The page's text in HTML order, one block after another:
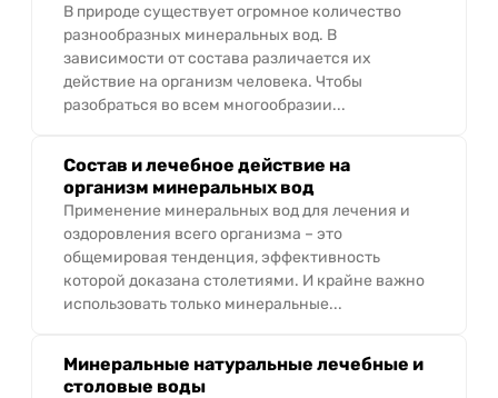
В природе существует огромное количество
разнообразных минеральных вод. В
зависимости от состава различается их
действие на организм человека. Чтобы
разобраться во всем многообразии...
Состав и лечебное действие на
организм минеральных вод
Применение минеральных вод для лечения и
оздоровления всего организма – это
общемировая тенденция, эффективность
которой доказана столетиями. И крайне важно
использовать только минеральные...
Минеральные натуральные лечебные и
столовые воды